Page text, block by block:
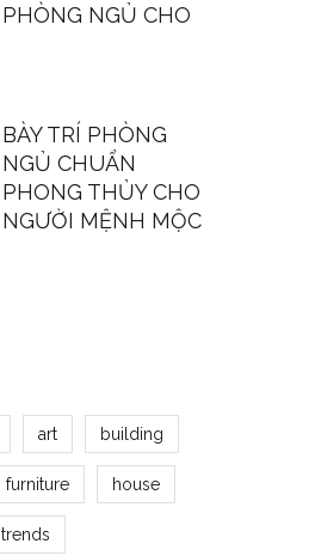
PHÒNG NGỦ CHO
BÀY TRÍ PHÒNG
NGỦ CHUẨN
PHONG THỦY CHO
NGƯỜI MỆNH MỘC
art building
furniture house
trends